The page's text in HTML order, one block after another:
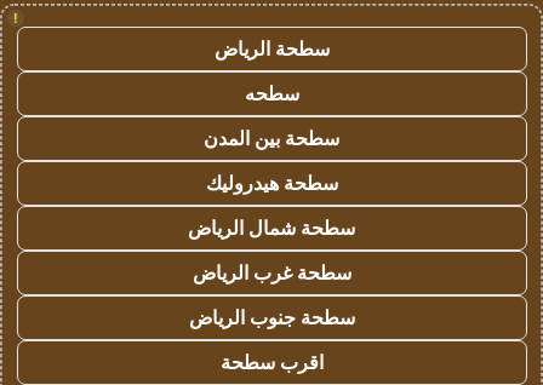
!
سطحة الرياض
سطحه
سطحة بين المدن
سطحة هيدروليك
سطحة شمال الرياض
سطحة غرب الرياض
سطحة جنوب الرياض
اقرب سطحة